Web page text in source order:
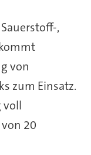
,
von
zum Einsatz.
voll
20